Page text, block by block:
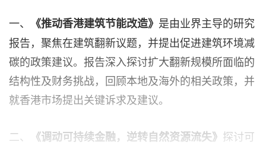
一、 《推动香港建筑节能改造》 是由业界主导的研究
报告，聚焦在建筑翻新议题，并提出促进建筑环境减
碳的政策建议。报告深入探讨扩大翻新规模所面临的
结构性及财务挑战，回顾本地及海外的相关政策，并
就香港市场提出关键诉求及建议。
二、 《调动可持续金融，逆转自然资源流失》 探讨可